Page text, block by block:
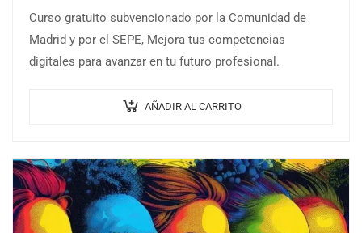
Curso gratuito subvencionado por la Comunidad de
Madrid y por el SEPE, Mejora tus competencias
digitales para avanzar en tu futuro profesional.
AÑADIR AL CARRITO